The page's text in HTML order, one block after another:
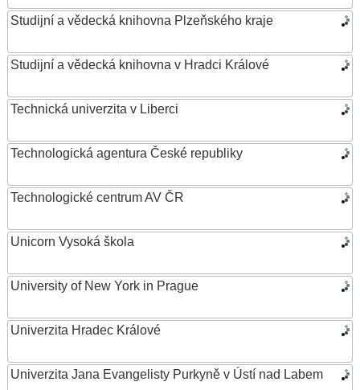
Studijní a vědecká knihovna Plzeňského kraje
Studijní a vědecká knihovna v Hradci Králové
Technická univerzita v Liberci
Technologická agentura České republiky
Technologické centrum AV ČR
Unicorn Vysoká škola
University of New York in Prague
Univerzita Hradec Králové
Univerzita Jana Evangelisty Purkyně v Ústí nad Labem